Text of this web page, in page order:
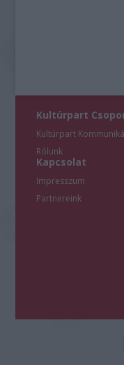
Kultúrpart
Kultúrpart
Rólunk
Kapcsolat
Impresszum
Partnereink